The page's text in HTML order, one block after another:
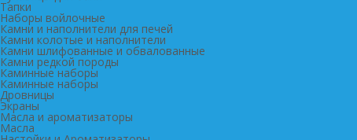
Тапки
Наборы войлочные
Камни и наполнители для печей
Камни колотые и наполнители
Камни шлифованные и обвалованные
Камни редкой породы
Каминные наборы
Каминные наборы
Дровницы
Экраны
Масла и ароматизаторы
Масла